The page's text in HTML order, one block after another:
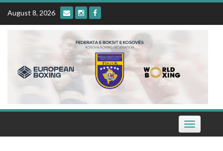
Skip
content
August 8, 2026
Toggle
navigation